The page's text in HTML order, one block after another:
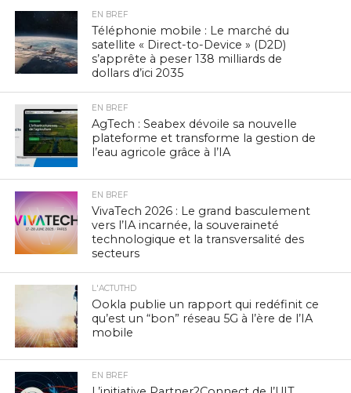
EN BREF
Téléphonie mobile : Le marché du
satellite « Direct-to-Device » (D2D)
s’apprête à peser 138 milliards de
dollars d’ici 2035
EN BREF
AgTech : Seabex dévoile sa nouvelle
plateforme et transforme la gestion de
l’eau agricole grâce à l’IA
EN BREF
VivaTech 2026 : Le grand basculement
vers l’IA incarnée, la souveraineté
technologique et la transversalité des
secteurs
L'ACTUTHD
Ookla publie un rapport qui redéfinit ce
qu’est un “bon” réseau 5G à l’ère de l’IA
mobile
EN BREF